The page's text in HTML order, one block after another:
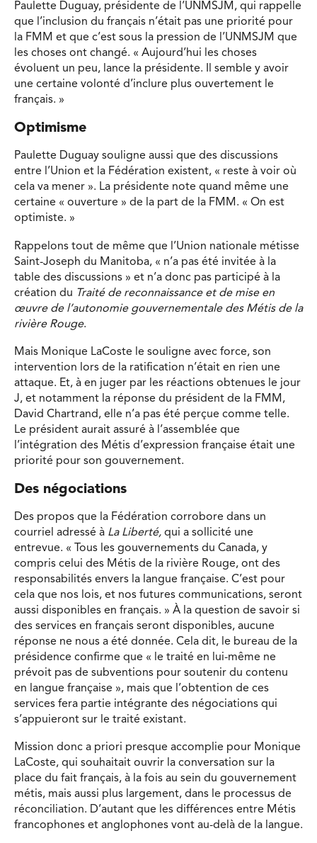
Paulette Duguay, présidente de l’UNMSJM, qui rappelle
que l’inclusion du français n’était pas une priorité pour
la FMM et que c’est sous la pression de l’UNMSJM que
les choses ont changé. « Aujourd’hui les choses
évoluent un peu, lance la présidente. Il semble y avoir
une certaine volonté d’inclure plus ouvertement le
français. »
Optimisme
Paulette Duguay souligne aussi que des discussions
entre l’Union et la Fédération existent, « reste à voir où
cela va mener ». La présidente note quand même une
certaine « ouverture » de la part de la FMM. « On est
optimiste. »
Rappelons tout de même que l’Union nationale métisse
Saint-Joseph du Manitoba, « n’a pas été invitée à la
table des discussions » et n’a donc pas participé à la
création du Traité de reconnaissance et de mise en
œuvre de l’autonomie gouvernementale des Métis de la
rivière Rouge.
Mais Monique LaCoste le souligne avec force, son
intervention lors de la ratification n’était en rien une
attaque. Et, à en juger par les réactions obtenues le jour
J, et notamment la réponse du président de la FMM,
David Chartrand, elle n’a pas été perçue comme telle.
Le président aurait assuré à l’assemblée que
l’intégration des Métis d’expression française était une
priorité pour son gouvernement.
Des négociations
Des propos que la Fédération corrobore dans un
courriel adressé à La Liberté, qui a sollicité une
entrevue. « Tous les gouvernements du Canada, y
compris celui des Métis de la rivière Rouge, ont des
responsabilités envers la langue française. C’est pour
cela que nos lois, et nos futures communications, seront
aussi disponibles en français. » À la question de savoir si
des services en français seront disponibles, aucune
réponse ne nous a été donnée. Cela dit, le bureau de la
présidence confirme que « le traité en lui-même ne
prévoit pas de subventions pour soutenir du contenu
en langue française », mais que l’obtention de ces
services fera partie intégrante des négociations qui
s’appuieront sur le traité existant.
Mission donc a priori presque accomplie pour Monique
LaCoste, qui souhaitait ouvrir la conversation sur la
place du fait français, à la fois au sein du gouvernement
métis, mais aussi plus largement, dans le processus de
réconciliation. D’autant que les différences entre Métis
francophones et anglophones vont au-delà de la langue.